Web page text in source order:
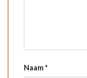
Naam*